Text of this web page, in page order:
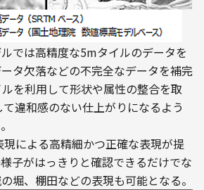
では高精度な5mタイルのデータを
タ欠落などの不完全なデータを補完
を利用して形状や属性の整合を取
違和感のない仕上がりになるよう
による高精細かつ正確な表現が提
子がはっきりと確認できるだけでな
堀、棚田などの表現も可能となる。